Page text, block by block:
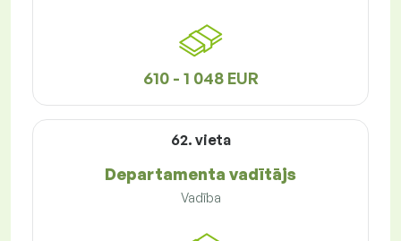
610 - 1 048 EUR
62. vieta
Departamenta vadītājs
Vadība